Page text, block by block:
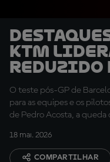
KTM
reduzido
O teste pós-GP de
para as equipes e os
de Pedro Acosta, a queda
18 mai. 2026
COMPARTILHAR